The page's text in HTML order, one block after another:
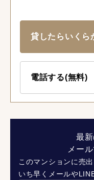
貸したらいくら
電話する(無料)
最
メー
このマンションに売
いち早くメールや